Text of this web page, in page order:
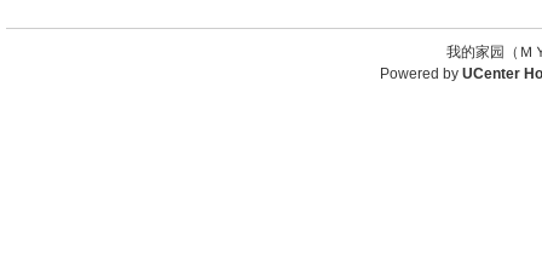
我的家园（
Powered by UCenter